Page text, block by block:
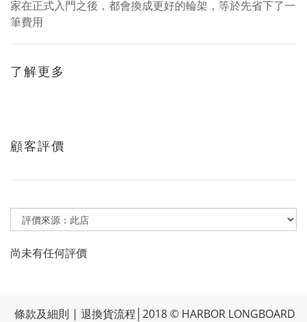
家在正式入門之後，都會換成更好的輪架，等於先省下了一
筆費用
了解更多
顧客評價
尚未有任何評價
條款及細則 | 退換貨流程 │2018 © HARBOR LONGBOARD